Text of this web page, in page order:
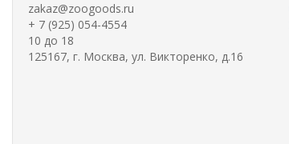
zakaz@zoogoods.ru
+ 7 (925) 054-4554
10 до 18
125167, г. Москва, ул. Викторенко, д.16